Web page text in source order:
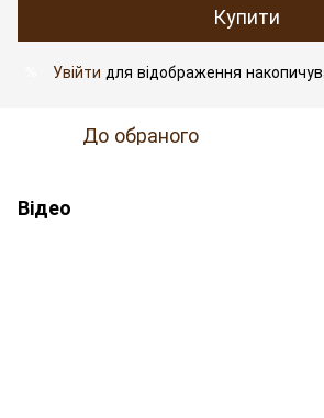
Купити
Увійти для відображення
До обраного
Відео